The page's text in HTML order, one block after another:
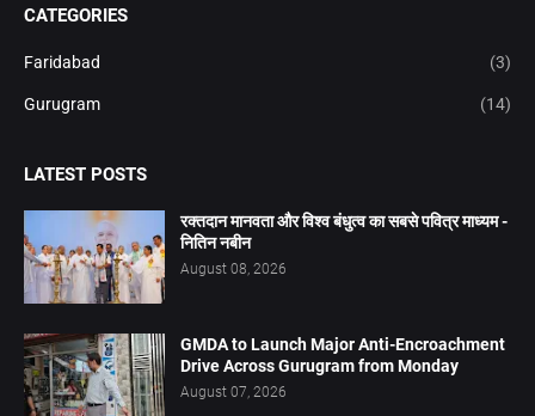
CATEGORIES
Faridabad (3)
Gurugram (14)
LATEST POSTS
रक्तदान मानवता और विश्व बंधुत्व का सबसे पवित्र माध्यम -
नितिन नबीन
August 08, 2026
GMDA to Launch Major Anti-Encroachment
Drive Across Gurugram from Monday
August 07, 2026